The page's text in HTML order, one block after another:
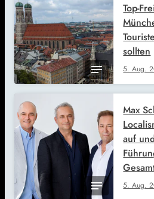
5. Aug.
Top-
sollten
5. Aug.
Max
auf